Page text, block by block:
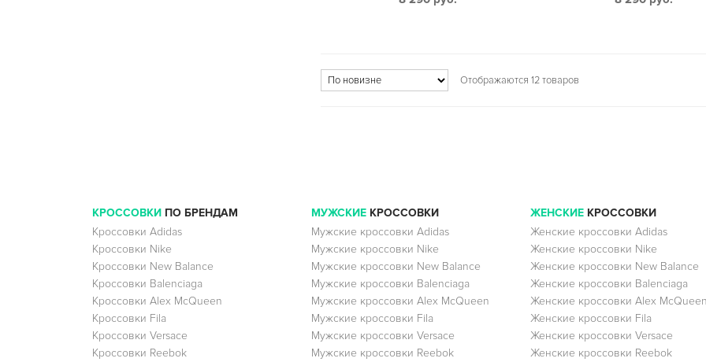
Отображаются 12 товаров
КРОССОВКИ ПО БРЕНДАМ
Кроссовки Adidas
Кроссовки Nike
Кроссовки New Balance
Кроссовки Balenciaga
Кроссовки Alex McQueen
Кроссовки Fila
Кроссовки Versace
Кроссовки Reebok
МУЖСКИЕКРОССОВКИ
Мужские кроссовки Adidas
Мужские кроссовки Nike
Мужские кроссовки New Balance
Мужские кроссовки Balenciaga
Мужские кроссовки Alex McQueen
Мужские кроссовки Fila
Мужские кроссовки Versace
Мужские кроссовки Reebok
ЖЕНСКИЕКРОССОВКИ
Женские кроссовки Adidas
Женские кроссовки Nike
Женские кроссовки New Balance
Женские кроссовки Balenciaga
Женские кроссовки Alex
Женские кроссовки Fila
Женские кроссовки Versace
Женские кроссовки Reebok